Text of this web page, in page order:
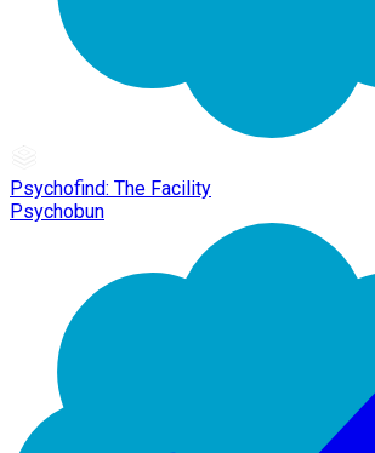
Psychofind: The Facility
Psychobun